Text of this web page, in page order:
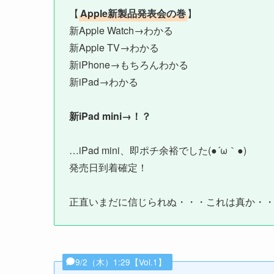
【Apple新製品発表会の巻】
新Apple Watch→わかる
新Apple TV→わかる
新iPhone→もちろんわかる
新iPad→わかる
新iPad mini→！？
…iPad mini、即ポチ余裕でした(●´ω｀●)
発売日到着確定！
正直いまだに信じられぬ・・・これは真か・
9/2（木）1:29【Vol.1】